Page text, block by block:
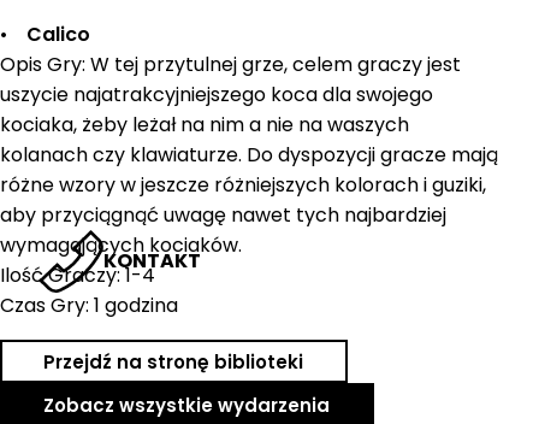
KONTAKT
•
Calico
Opis Gry: W tej przytulnej grze, celem graczy jest
uszycie najatrakcyjniejszego koca dla swojego
kociaka, żeby leżał na nim a nie na waszych
kolanach czy klawiaturze. Do dyspozycji gracze mają
różne wzory w jeszcze różniejszych kolorach i guziki,
aby przyciągnąć uwagę nawet tych najbardziej
wymagających kociaków.
Ilość Graczy: 1-4
Czas Gry: 1 godzina
Przejdź na stronę biblioteki
Zobacz wszystkie wydarzenia